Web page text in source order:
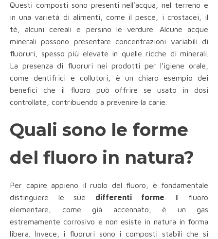
Questi composti sono presenti nell’acqua, nel terreno e
in una varietà di alimenti, come il pesce, i crostacei, il
tè, alcuni cereali e persino le verdure. Alcune acque
minerali possono presentare concentrazioni variabili di
fluoruri, spesso più elevate in quelle ricche di minerali.
La presenza di fluoruri nei prodotti per l’igiene orale,
come dentifrici e collutori, è un chiaro esempio dei
benefici che il fluoro può offrire se usato in dosi
controllate, contribuendo a prevenire la carie.
Quali sono le forme
del fluoro in natura?
Per capire appieno il ruolo del fluoro, è fondamentale
distinguere le sue differenti forme . Il fluoro
elementare, come già accennato, è un gas
estremamente corrosivo e non esiste in natura in forma
libera. Invece, i fluoruri sono i composti stabili che si